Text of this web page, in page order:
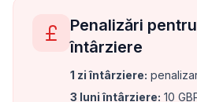
Penalizări
întârziere
1 zi întârziere:
3 luni întârziere: 10